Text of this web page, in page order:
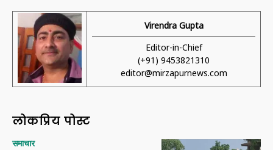
Virendra Gupta
Editor-in-Chief
(+91) 9453821310
editor@mirzapurnews.com
लोकप्रिय पोस्ट
समाचार